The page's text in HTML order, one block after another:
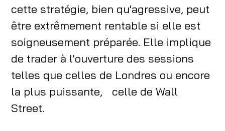
cette stratégie, bien qu'agressive, peut
être extrêmement rentable si elle est
soigneusement préparée. Elle implique
de trader à l'ouverture des sessions
telles que celles de Londres ou encore
la plus puissante, celle de Wall
Street.